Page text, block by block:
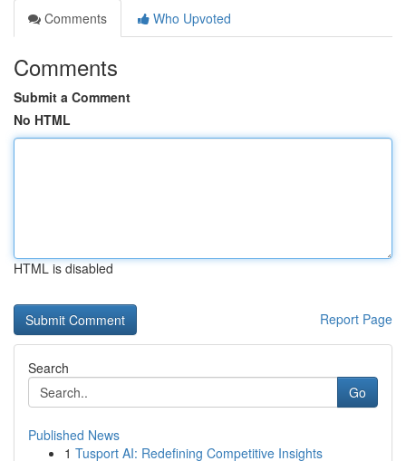
Comments
Who Upvoted
Comments
Submit a Comment
No HTML
HTML is disabled
Report Page
Search
Go
Published News
1 Tusport AI: Redefining Competitive Insights